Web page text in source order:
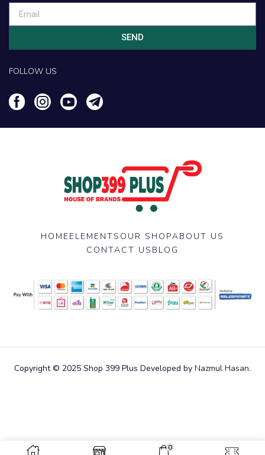
0
SEND
FOLLOW US
HOMEELEMENTS OUR SHOPABOUT US
CONTACT US BLOG
Copyright © 2025 Shop 399 Plus Developed by Nazmul Hasan.